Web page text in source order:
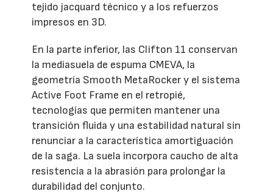
tejido jacquard técnico y a los refuerzos
impresos en 3D.
En la parte inferior, las Clifton 11 conservan
la mediasuela de espuma CMEVA, la
geometría Smooth MetaRocker y el sistema
Active Foot Frame en el retropié,
tecnologías que permiten mantener una
transición fluida y una estabilidad natural sin
renunciar a la característica amortiguación
de la saga. La suela incorpora caucho de alta
resistencia a la abrasión para prolongar la
durabilidad del conjunto.